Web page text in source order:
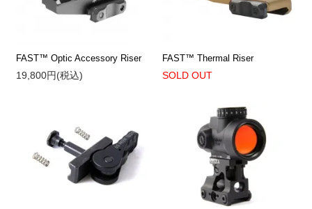
FAST™ Optic Accessory Riser
19,800円(税込)
FAST™ Thermal Riser
SOLD OUT